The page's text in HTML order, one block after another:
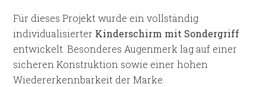
Für dieses Projekt wurde ein vollständig
individualisierter Kinderschirm mit Sondergriff
entwickelt. Besonderes Augenmerk lag auf einer
sicheren Konstruktion sowie einer hohen
Wiedererkennbarkeit der Marke.